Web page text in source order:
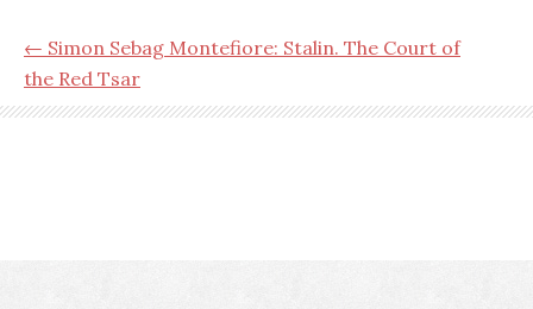
← Simon Sebag Montefiore: Stalin. The Court of
the Red Tsar